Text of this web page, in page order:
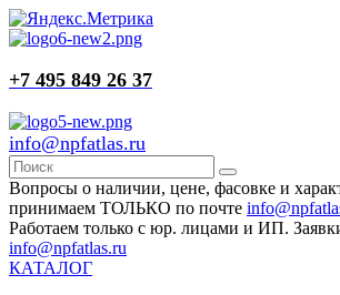
+7 495 849 26 37
info@npfatlas.ru
Вопросы о наличии, цене, фасовке и
принимаем ТОЛЬКО по почте
Работаем только с юр. лицами и ИП.
info@npfatlas.ru
КАТАЛОГ